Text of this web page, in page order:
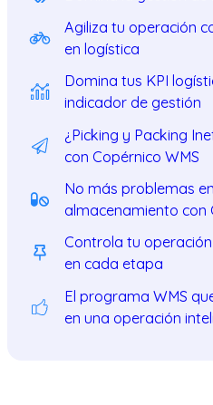
Agiliza tu operación
en logística
Domina tus KPI
indicador de gestión
¿Picking y Packing
con Copérnico WMS
No más problemas
almacenamiento con
Controla tu
en cada etapa
El programa WMS
en una operación